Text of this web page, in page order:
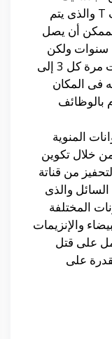
والذى يكون على شكل حرف T والذى يتم
أن يصل
مدة الصلاحية إلى حوالى 10 سنوات ولكن
يجب أن يتم أجراء الفحوصات مرة كل 3 إلى
فى المكان
بالوظائف
المنوية
خلال تكوين
من قناتة
والذى
المختلفة
والإنزيمات
على قتل
على